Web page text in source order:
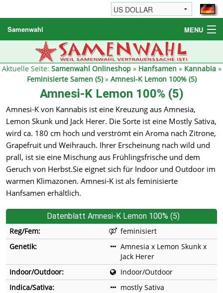
Samenwahl MENU
Hanfsamen
Weitere Produkte
Reseller
Aktuelle Seite: Samenwahl Onlineshop» Hanfsamen » Kannabia»
Feminisierte Samen (5)» Amnesi-K Lemon 100% (5)
Amnesi-K Lemon 100% (5)
Amnesi-K von Kannabis ist eine Kreuzung aus Amnesia,
Lemon Skunk und Jack Herer. Die Sorte ist eine Mostly Sativa,
wird ca. 180 cm hoch und verströmt ein Aroma nach Zitrone,
Grapefruit und Weihrauch. Ihrer Erscheinung nach wild und
prall, ist sie eine Mischung aus Frühlingsfrische und dem
Geruch von Herbst.Sie eignet sich für Indoor und Outdoor im
warmen Klimazonen. Amnesi-K ist als feminisierte
Hanfsamen erhältlich.
Datenblatt Amnesi-K Lemon 100% (5)
Reg/Fem:
feminisiert
Genetik:
Amnesia x Lemon Skunk x
Jack Herer
Indoor/Outdoor:
Indoor/Outdoor
Indica/Sativa:
mostly Sativa